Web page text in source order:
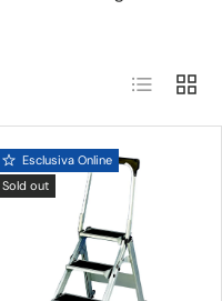
List Grid
Esclusiva Online
Sold out